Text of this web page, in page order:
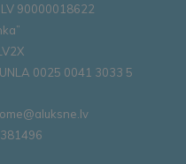
LV 90000018622
0025 0041 3033 5